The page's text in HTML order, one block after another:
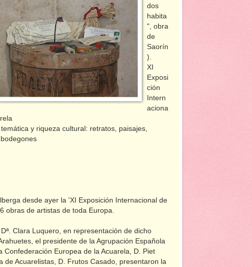
dos
habita
", obra
de
Saorín
).
XI
Exposi
ción
Intern
aciona
y riqueza cultural: retratos, paisajes,
desde ayer la 'XI Exposición Internacional de
obras de artistas de toda Europa.
Clara Luquero, en representación de dicho
el presidente de la Agrupación Española
Europea de la Acuarela, D. Piet
de Acuarelistas, D. Frutos Casado, presentaron la